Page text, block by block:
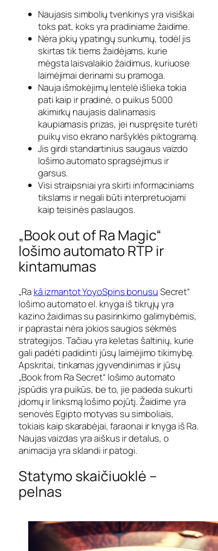
Naujasis simbolių tvenkinys yra visiškai
toks pat, koks yra pradiniame žaidime.
Nėra jokių ypatingų sunkumų, todėl jis
skirtas tik tiems žaidėjams, kurie
mėgsta laisvalaikio žaidimus, kuriuose
laimėjimai derinami su pramoga.
Nauja išmokėjimų lentelė išlieka tokia
pati kaip ir pradinė, o puikus 5000
akimirkų naujasis dalinamasis
kaupiamasis prizas, jei nuspręsite turėti
puikų viso ekrano naršyklės piktogramą.
Jis girdi standartinius saugaus vaizdo
lošimo automato spragsėjimus ir
garsus.
Visi straipsniai yra skirti informaciniams
tikslams ir negali būti interpretuojami
kaip teisinės paslaugos.
„Book out of Ra Magic“
lošimo automato RTP ir
kintamumas
„Ra kā izmantot YoyoSpins bonusuSecret“
lošimo automato el. knyga iš tikrųjų yra
kazino žaidimas su pasirinkimo galimybėmis,
ir paprastai nėra jokios saugios sėkmės
strategijos. Tačiau yra keletas šaltinių, kurie
gali padėti padidinti jūsų laimėjimo tikimybę.
Apskritai, tinkamas įgyvendinimas ir jūsų
„Book from Ra Secret“ lošimo automato
įspūdis yra puikūs, be to, jie padeda sukurti
įdomų ir linksmą lošimo pojūtį. Žaidime yra
senovės Egipto motyvas su simboliais,
tokiais kaip skarabėjai, faraonai ir knyga iš Ra.
Naujas vaizdas yra aiškus ir detalus, o
animacija yra sklandi ir patogi.
Statymo skaičiuoklė –
pelnas